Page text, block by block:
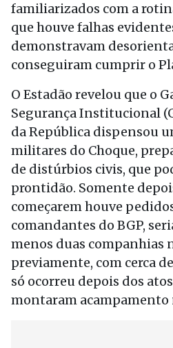
familiarizados com a
que houve falhas
demonstravam
conseguiram cumprir o
O Estadão revelou que o
Segurança Institucional
da República dispensou
militares do Choque,
de distúrbios civis, que
prontidão. Somente
começarem houve
comandantes do BGP,
menos duas companhias
previamente, com cerca
só ocorreu depois dos
montaram acampamento